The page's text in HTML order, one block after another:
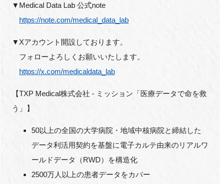
▼Medical Data Lab 公式note
https://note.com/medical_data_lab
▼Xアカウント開設しております。
フォローよろしくお願いいたします。
https://x.com/medicaldata_lab
【TXP Medical株式会社 - ミッション「医療データで命を救
う」】
50以上の全国の大学病院・地域中核病院と締結した
データ利活用契約を基盤に電子カルテ由来のリアルワ
ールドデータ（RWD）を構造化
2500万人以上の患者データをカバー